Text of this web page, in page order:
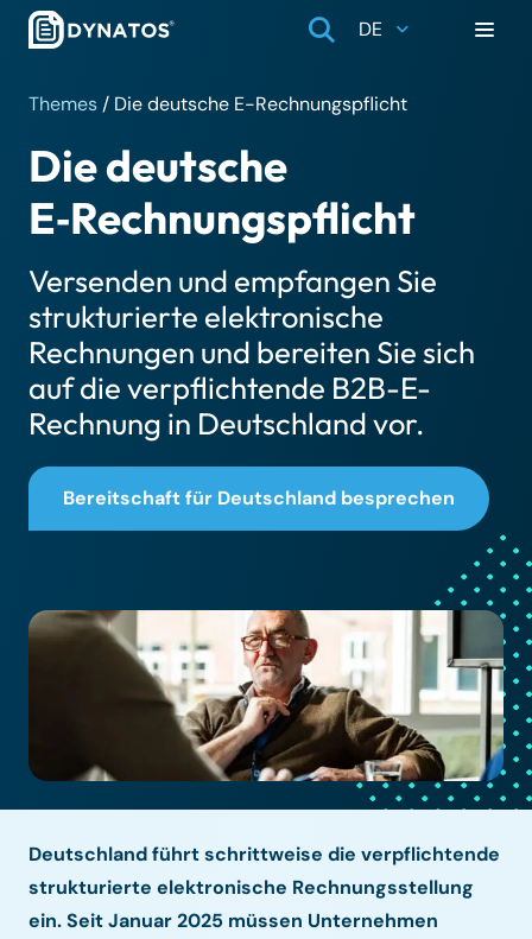
DE
Themes / Die deutsche E-Rechnungspflicht
Die deutsche
E‑Rechnungspflicht
Versenden und empfangen Sie
strukturierte elektronische
Rechnungen und bereiten Sie sich
auf die verpflichtende B2B-E-
Rechnung in Deutschland vor.
Bereitschaft für Deutschland besprechen
Deutschland führt schrittweise die verpflichtende
strukturierte elektronische Rechnungsstellung
ein. Seit Januar 2025 müssen Unternehmen